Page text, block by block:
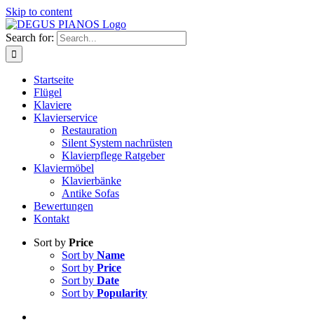
Skip to content
Search for:
Startseite
Flügel
Klaviere
Klavierservice
Restauration
Silent System nachrüsten
Klavierpflege Ratgeber
Klaviermöbel
Klavierbänke
Antike Sofas
Bewertungen
Kontakt
Sort by Price
Sort by Name
Sort by Price
Sort by Date
Sort by Popularity